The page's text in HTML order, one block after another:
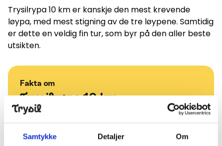
Samtykke Detaljer Om
Trysilrypa 10 km er kanskje den mest krevende
løypa, med mest stigning av de tre løypene. Samtidig
er dette en veldig fin tur, som byr på den aller beste
utsikten.
Fakta om
Trysilrypa 10 km
Løypa med mest stigning
2 drikkestasjoner underveis